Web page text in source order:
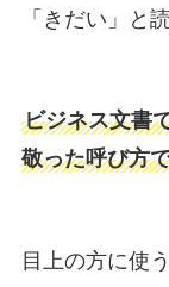
「きだい」と
ビジネス文書
敬った呼び方
目上の方に使